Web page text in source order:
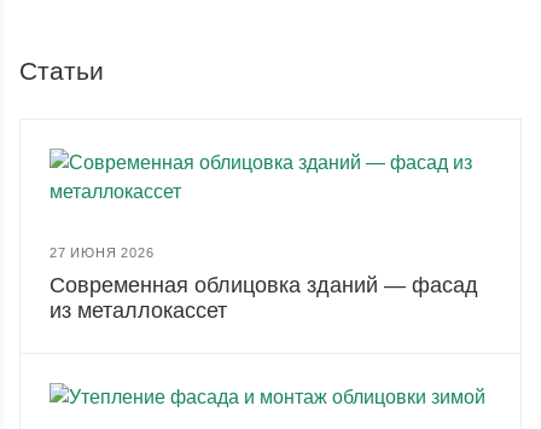
Статьи
27 ИЮНЯ 2026
Современная облицовка зданий — фасад
из металлокассет